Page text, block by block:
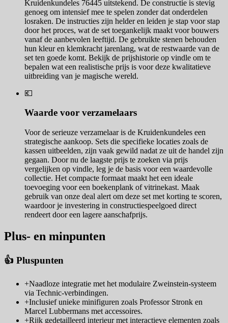
Kruidenkundeles 76445 uitstekend. De constructie is stevig
genoeg om intensief mee te spelen zonder dat onderdelen
losraken. De instructies zijn helder en leiden je stap voor stap
door het proces, wat de set toegankelijk maakt voor bouwers
vanaf de aanbevolen leeftijd. De gebruikte stenen behouden
hun kleur en klemkracht jarenlang, wat de restwaarde van de
set ten goede komt. Bekijk de prijshistorie op vindle om te
bepalen wat een realistische prijs is voor deze kwalitatieve
uitbreiding van je magische wereld.
💶
Waarde voor verzamelaars
Voor de serieuze verzamelaar is de Kruidenkundeles een
strategische aankoop. Sets die specifieke locaties zoals de
kassen uitbeelden, zijn vaak gewild nadat ze uit de handel zijn
gegaan. Door nu de laagste prijs te zoeken via prijs
vergelijken op vindle, leg je de basis voor een waardevolle
collectie. Het compacte formaat maakt het een ideale
toevoeging voor een boekenplank of vitrinekast. Maak
gebruik van onze deal alert om deze set met korting te scoren,
waardoor je investering in constructiespeelgoed direct
rendeert door een lagere aanschafprijs.
Plus- en minpunten
👍 Pluspunten
+Naadloze integratie met het modulaire Zweinstein-systeem
via Technic-verbindingen.
+Inclusief unieke minifiguren zoals Professor Stronk en
Marcel Lubbermans met accessoires.
+Rijk gedetailleerd interieur met interactieve elementen zoals